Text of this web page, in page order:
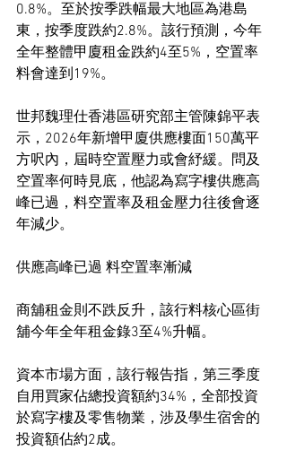
0.8%。至於按季跌幅最大地區為港島
東，按季度跌約2.8%。該行預測，今年
全年整體甲廈租金跌約4至5%，空置率
料會達到19%。
世邦魏理仕香港區研究部主管陳錦平表
示，2026年新增甲廈供應樓面150萬平
方呎內，屆時空置壓力或會紓緩。問及
空置率何時見底，他認為寫字樓供應高
峰已過，料空置率及租金壓力往後會逐
年減少。
供應高峰已過 料空置率漸減
商舖租金則不跌反升，該行料核心區街
舖今年全年租金錄3至4%升幅。
資本市場方面，該行報告指，第三季度
自用買家佔總投資額約34%，全部投資
於寫字樓及零售物業，涉及學生宿舍的
投資額佔約2成。